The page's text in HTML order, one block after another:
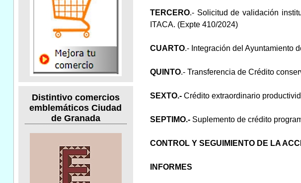
Distintivo comercios
emblemáticos Ciudad
de Granada
TERCERO.- Solicitud de validación
ITACA. (Expte 410/2024)
CUARTO.- Integración del Ayuntamiento
QUINTO.- Transferencia de Crédito
SEXTO.-Crédito extraordinario
SEPTIMO.-Suplemento de crédito
CONTROL Y SEGUIMIENTO DE LA
INFORMES